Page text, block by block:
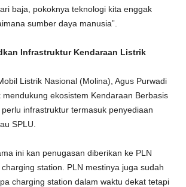
baja, pokoknya teknologi kita enggak
sumber daya manusia”.
Infrastruktur Kendaraan Listrik
Listrik Nasional (Molina), Agus Purwadi
mendukung ekosistem Kendaraan Berbasis
infrastruktur termasuk penyediaan
SPLU.
ini kan penugasan diberikan ke PLN
station. PLN mestinya juga sudah
charging station dalam waktu dekat tetapi